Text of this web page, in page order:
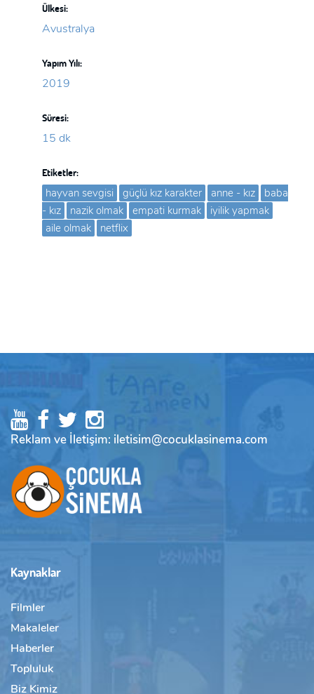
Ülkesi:
Avustralya
Yapım Yılı:
2019
Süresi:
15 dk
Etiketler:
hayvan sevgisi güçlü kız karakter anne - kız
baba
- kız
nazik olmak empati kurmak
iyilik yapmak
aile olmak
netflix
Reklam ve İletişim: iletisim@cocuklasinema.com
Kaynaklar
Filmler
Makaleler
Haberler
Topluluk
Biz Kimiz